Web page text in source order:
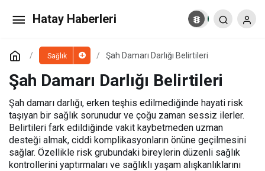
Hatay Haberleri
Sağlık Şah Damarı Darlığı Belirtileri
Şah Damarı Darlığı Belirtileri
Şah damarı darlığı, erken teşhis edilmediğinde hayati risk
taşıyan bir sağlık sorunudur ve çoğu zaman sessiz ilerler.
Belirtileri fark edildiğinde vakit kaybetmeden uzman
desteği almak, ciddi komplikasyonların önüne geçilmesini
sağlar. Özellikle risk grubundaki bireylerin düzenli sağlık
kontrollerini yaptırmaları ve sağlıklı yaşam alışkanlıklarını
Şah Damarı Darlığı Belirtileri
Yorum Yap